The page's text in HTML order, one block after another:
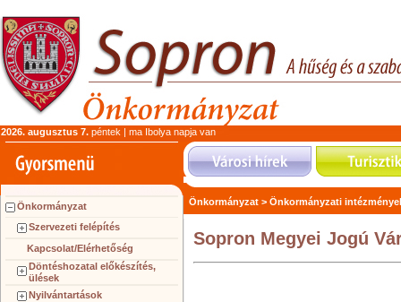
2026. augusztus 7. péntek | ma Ibolya napja van
Önkormányzat
Szervezeti felépítés
Kapcsolat/Elérhetőség
Döntéshozatal előkészítés,
ülések
Nyilvántartások
Önkormányzat > Önkormányzati
Sopron Megyei Jogú